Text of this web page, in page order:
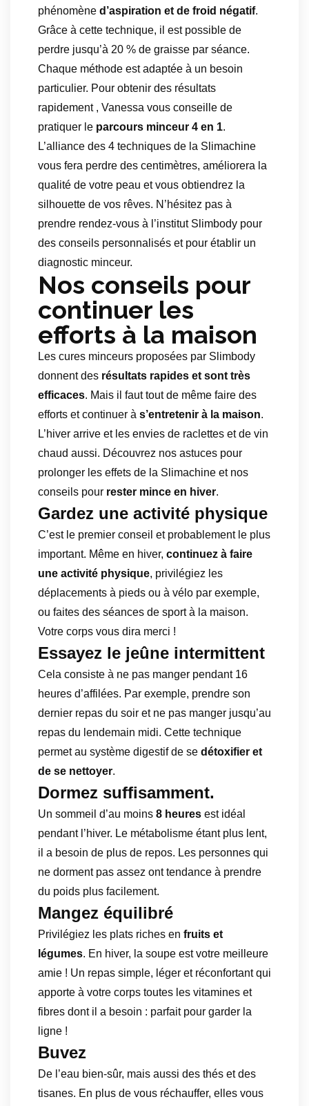
phénomène d’aspiration et de froid négatif.
Grâce à cette technique, il est possible de
perdre jusqu’à 20 % de graisse par séance.
Chaque méthode est adaptée à un besoin
particulier. Pour obtenir des résultats
rapidement , Vanessa vous conseille de
pratiquer le parcours minceur 4 en 1.
L’alliance des 4 techniques de la Slimachine
vous fera perdre des centimètres, améliorera la
qualité de votre peau et vous obtiendrez la
silhouette de vos rêves. N’hésitez pas à
prendre rendez-vous à l’institut Slimbody pour
des conseils personnalisés et pour établir un
diagnostic minceur.
Nos conseils pour
continuer les
efforts à la maison
Les cures minceurs proposées par Slimbody
donnent des résultats rapides et sont très
efficaces. Mais il faut tout de même faire des
efforts et continuer à s’entretenir à la maison.
L’hiver arrive et les envies de raclettes et de vin
chaud aussi. Découvrez nos astuces pour
prolonger les effets de la Slimachine et nos
conseils pour rester mince en hiver.
Gardez une activité physique
C’est le premier conseil et probablement le plus
important. Même en hiver, continuez à faire
une activité physique, privilégiez les
déplacements à pieds ou à vélo par exemple,
ou faites des séances de sport à la maison.
Votre corps vous dira merci !
Essayez le jeûne intermittent
Cela consiste à ne pas manger pendant 16
heures d’affilées. Par exemple, prendre son
dernier repas du soir et ne pas manger jusqu’au
repas du lendemain midi. Cette technique
permet au système digestif de se détoxifier et
de se nettoyer.
Dormez suffisamment.
Un sommeil d’au moins 8 heures est idéal
pendant l’hiver. Le métabolisme étant plus lent,
il a besoin de plus de repos. Les personnes qui
ne dorment pas assez ont tendance à prendre
du poids plus facilement.
Mangez équilibré
Privilégiez les plats riches en fruits et
légumes. En hiver, la soupe est votre meilleure
amie ! Un repas simple, léger et réconfortant qui
apporte à votre corps toutes les vitamines et
fibres dont il a besoin : parfait pour garder la
ligne !
Buvez
De l’eau bien-sûr, mais aussi des thés et des
tisanes. En plus de vous réchauffer, elles vous